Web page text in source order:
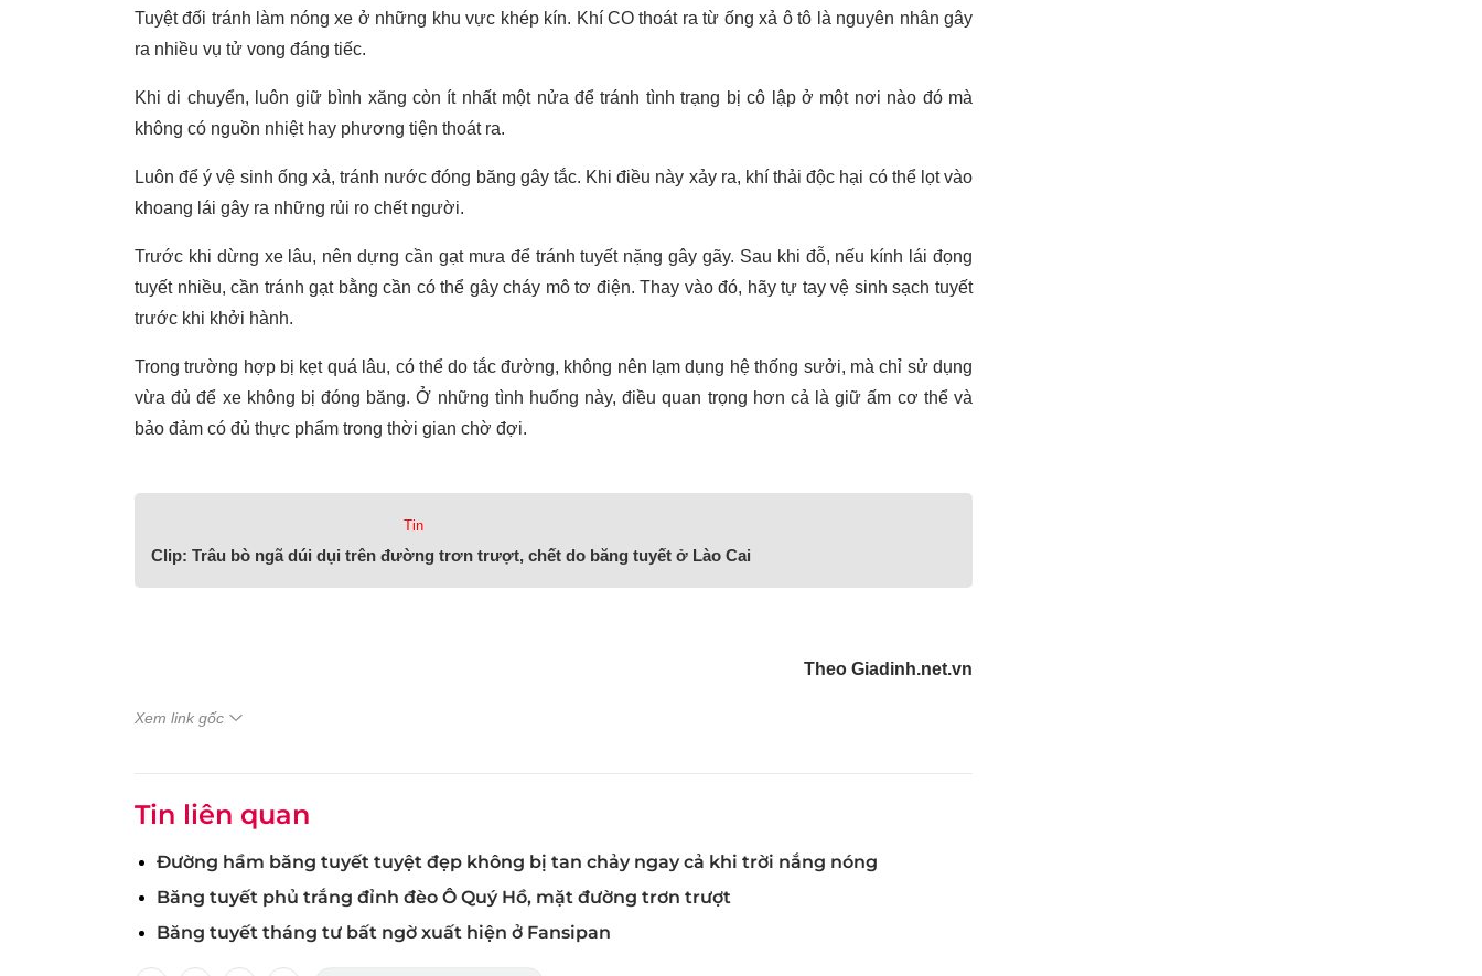
Tuyệt đối tránh làm nóng xe ở những khu vực khép kín. Khí CO thoát ra từ ống xả ô tô là nguyên nhân gây
ra nhiều vụ tử vong đáng tiếc.
Khi di chuyển, luôn giữ bình xăng còn ít nhất một nửa để tránh tình trạng bị cô lập ở một nơi nào đó mà
không có nguồn nhiệt hay phương tiện thoát ra.
Luôn để ý vệ sinh ống xả, tránh nước đóng băng gây tắc. Khi điều này xảy ra, khí thải độc hại có thể lọt vào
khoang lái gây ra những rủi ro chết người.
Trước khi dừng xe lâu, nên dựng cần gạt mưa để tránh tuyết nặng gây gãy. Sau khi đỗ, nếu kính lái đọng
tuyết nhiều, cần tránh gạt bằng cần có thể gây cháy mô tơ điện. Thay vào đó, hãy tự tay vệ sinh sạch tuyết
trước khi khởi hành.
Trong trường hợp bị kẹt quá lâu, có thể do tắc đường, không nên lạm dụng hệ thống sưởi, mà chỉ sử dụng
vừa đủ để xe không bị đóng băng. Ở những tình huống này, điều quan trọng hơn cả là giữ ấm cơ thể và
bảo đảm có đủ thực phẩm trong thời gian chờ đợi.
Tin
Clip: Trâu bò ngã dúi dụi trên đường trơn trượt, chết do băng tuyết ở Lào Cai
Theo Giadinh.net.vn
Xem link gốc
Tin liên quan
Đường hầm băng tuyết tuyệt đẹp không bị tan chảy ngay cả khi trời nắng nóng
Băng tuyết phủ trắng đỉnh đèo Ô Quý Hồ, mặt đường trơn trượt
Băng tuyết tháng tư bất ngờ xuất hiện ở Fansipan